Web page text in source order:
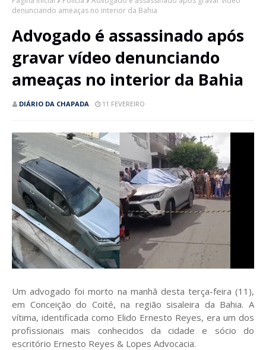
denunciando ameaças no interior da Bahia
Advogado é assassinado após
gravar vídeo denunciando
ameaças no interior da Bahia
DIÁRIO DA CHAPADA 11 FEVEREIRO
Um advogado foi morto na manhã desta terça-feira (11),
em Conceição do Coité, na região sisaleira da Bahia. A
vítima, identificada como Elido Ernesto Reyes, era um dos
profissionais mais conhecidos da cidade e sócio do
escritório Ernesto Reyes & Lopes Advocacia.